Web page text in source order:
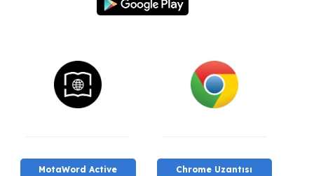
MotaWord Active Chrome Uzantısı